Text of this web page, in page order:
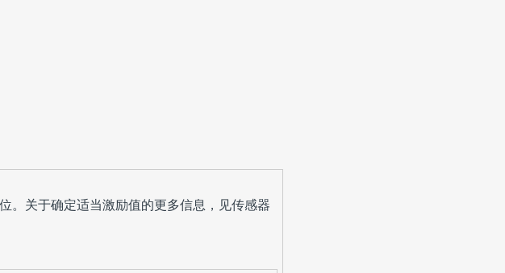
。关于确定适当激励值的更多信息，见传感器